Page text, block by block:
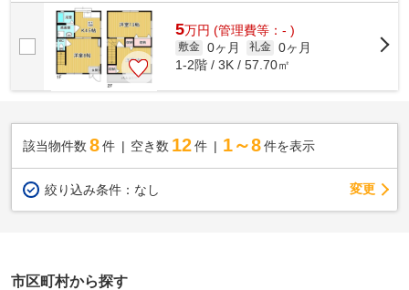
件を見つけましょう。
5万円 (管理費等：- )
敷金 0ヶ月 礼金 0ヶ月
1-2階 / 3K / 57.70㎡
該当物件数 8件 空き数 12 件 1～8 件を表示
絞り込み条件： なし 変更
市区町村から探す